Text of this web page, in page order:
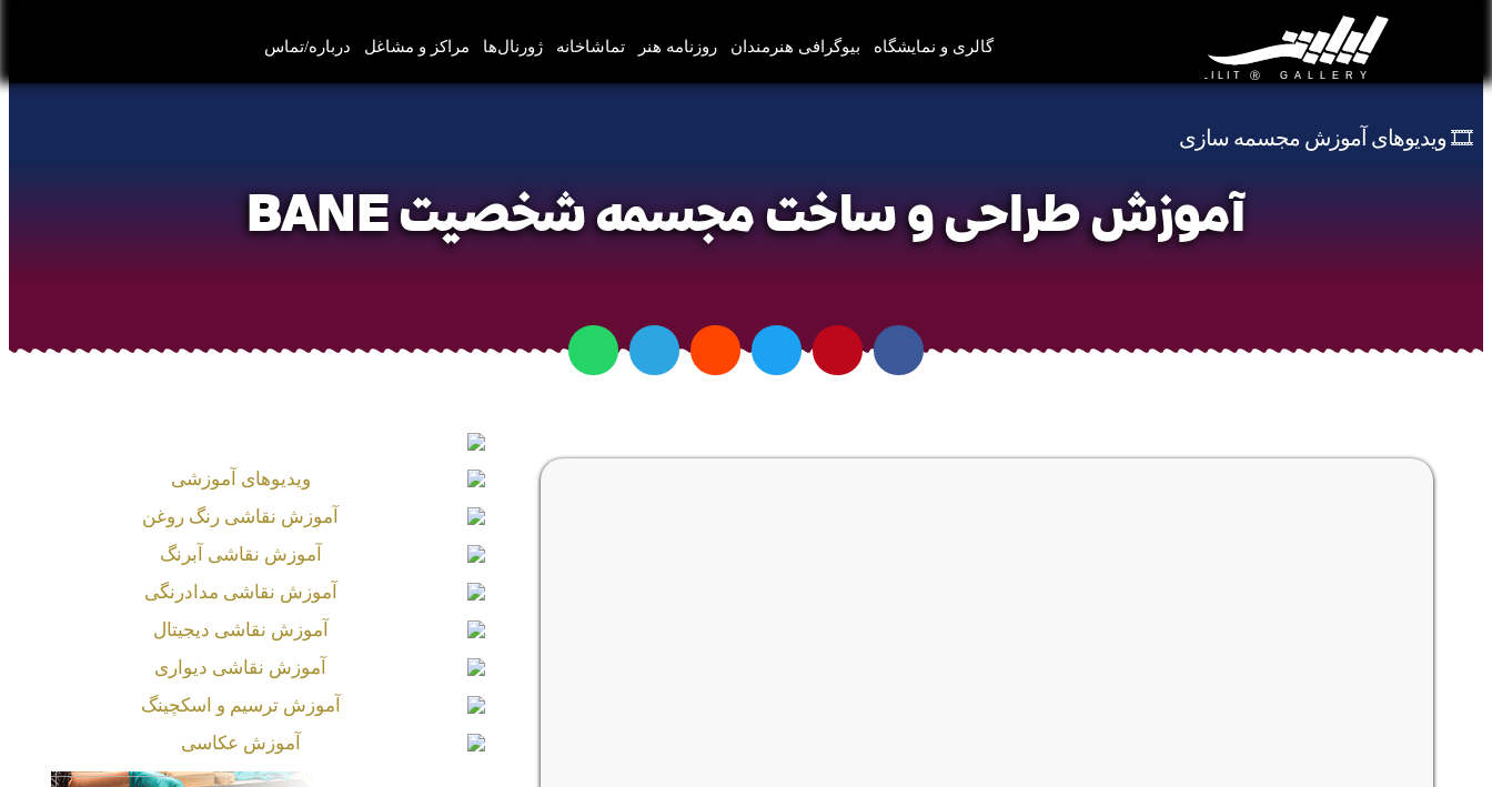
گالری و نمایشگاه بیوگرافی هنرمندان روزنامه هنر تماشاخانه ژورنال‌ها مراکز و مشاغل درباره/تماس
🎞️ ویدیوهای آموزش مجسمه سازی
آموزش طراحی و ساخت مجسمه شخصیت BANE